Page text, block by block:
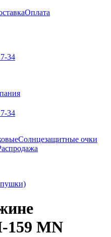
Оплата
34
34
Солнцезащитные очки
159 MN